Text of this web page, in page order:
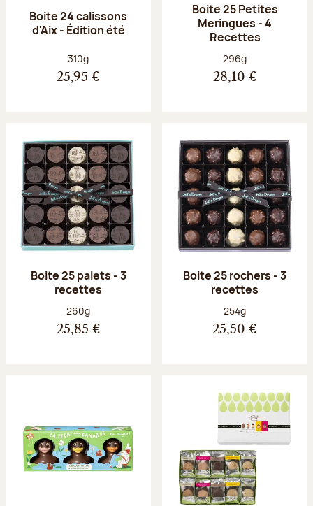
Boite 24 calissons
d'Aix - Édition été
Poids net :
310g
25,95 €
Boite 25 Petites
Meringues - 4
Recettes
Poids net :
296g
28,10 €
Boite 25 palets - 3
recettes
Poids net :
260g
25,85 €
Boite 25 rochers - 3
recettes
Poids net :
254g
25,50 €